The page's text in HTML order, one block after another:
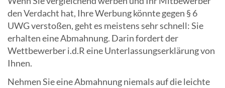
den Verdacht hat, Ihre Werbung könnte gegen § 6
UWG verstoßen, geht es meistens sehr schnell: Sie
erhalten eine Abmahnung. Darin fordert der
Wettbewerber i.d.R eine Unterlassungserklärung von
Ihnen.
Nehmen Sie eine Abmahnung niemals auf die leichte